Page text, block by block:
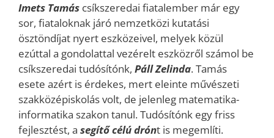
Imets Tamás csíkszeredai fiatalember már egy
sor, fiataloknak járó nemzetközi kutatási
ösztöndíjat nyert eszközeivel, melyek közül
ezúttal a gondolattal vezérelt eszközről számol be
csíkszeredai tudósítónk, Páll Zelinda. Tamás
esete azért is érdekes, mert eleinte művészeti
szakközépiskolás volt, de jelenleg matematika-
informatika szakon tanul. Tudósítónk egy friss
fejlesztést, a segítő célú drónt is megemlíti.